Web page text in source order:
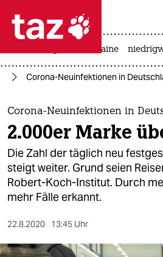
 taz zahl ich
taz zahl ich
themen
politik
öko
gesellschaft
kultur
sport
krieg in der ukraine
Corona-Neuinfektionen in
Corona-Neuinfektionen in
2.000er Marke
Die Zahl der täglich neu
steigt weiter. Grund seien
Robert-Koch-Institut. Durch
mehr Fälle erkannt.
22.8.2020 13:45 Uhr